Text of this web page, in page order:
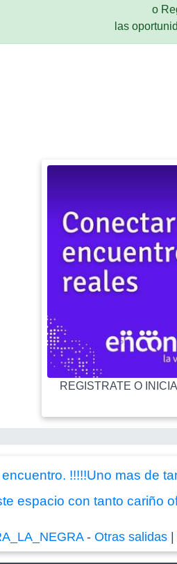
o
las
REGISTRATE O
!!!!!Uno mas de
espacio con tanto cariño
-Otras salidas